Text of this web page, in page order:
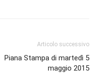
Articolo successivo
Piana Stampa di martedì 5
maggio 2015